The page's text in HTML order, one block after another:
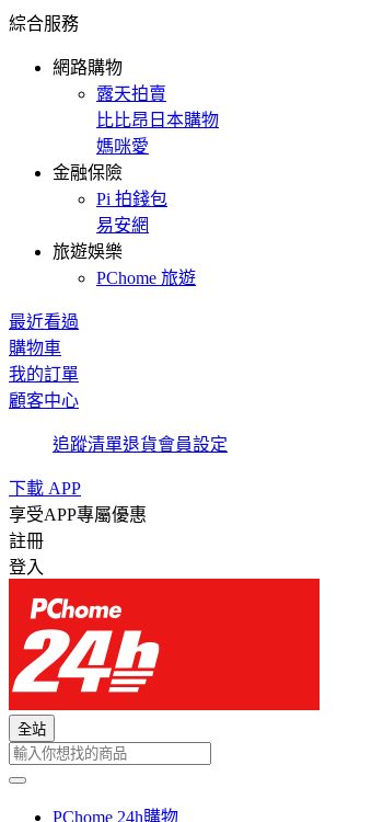
綜合服務
網路購物
露天拍賣
比比昂日本購物
媽咪愛
金融保險
Pi 拍錢包
易安網
旅遊娛樂
PChome 旅遊
最近看過
購物車
我的訂單
顧客中心
追蹤清單退貨會員設定
下載 APP
享受APP專屬優惠
註冊
登入
全站
PChome 24h購物